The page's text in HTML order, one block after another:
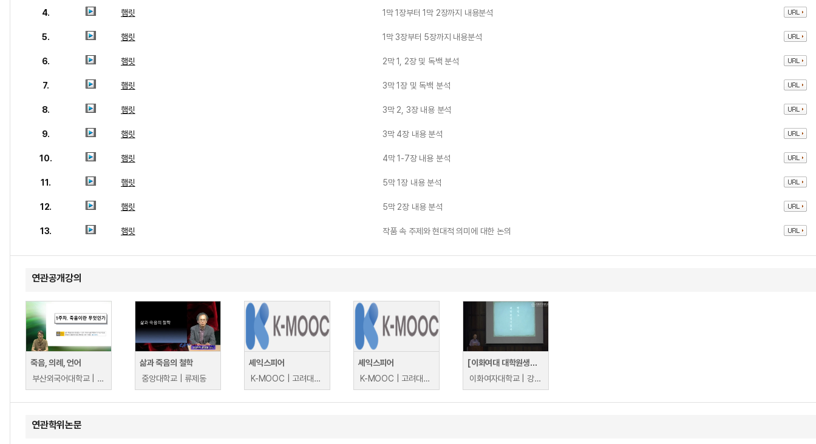
4. 햄릿 1막 1장부터 1막 2장까지 내용분석
5. 햄릿 1막 3장부터 5장까지 내용분석
6. 햄릿 2막 1, 2장 및 독백 분석
7. 햄릿 3막 1장 및 독백 분석
8. 햄릿 3막 2, 3장 내용 분석
9. 햄릿 3막 4장 내용 분석
10. 햄릿 4막 1-7장 내용 분석
11. 햄릿 5막 1장 내용 분석
12. 햄릿 5막 2장 내용 분석
13. 햄릿 작품 속 주제와 현대적 의미에 대한 논의
연관공개강의
죽음, 의례, 언어
부산외국어대학교 | 배도용
삶과 죽음의 철학
중앙대학교 | 류제동
셰익스피어
K-MOOC | 고려대학교 박용남
셰익스피어
K-MOOC | 고려대학교 박용남
[이화여대 대학원생의 날 특강] 햄릿도 대학원생이었다
이화여자대학교 | 강태경
연관학위논문